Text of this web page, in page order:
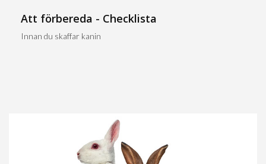
Att förbereda - Checklista
Innan du skaffar kanin